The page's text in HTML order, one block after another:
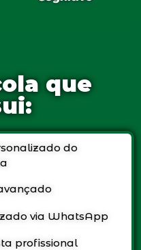
que
do
via WhatsApp
profissional